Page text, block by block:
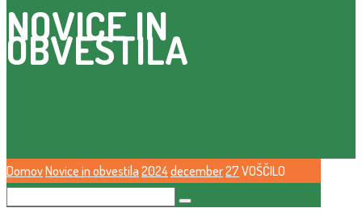
NOVICE IN
OBVESTILA
DomovNovice in obvestila 2024december27 VOŠČILO